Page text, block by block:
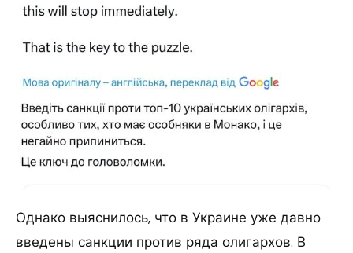
Однако выяснилось, что в Украине уже давно
введены санкции против ряда олигархов. В